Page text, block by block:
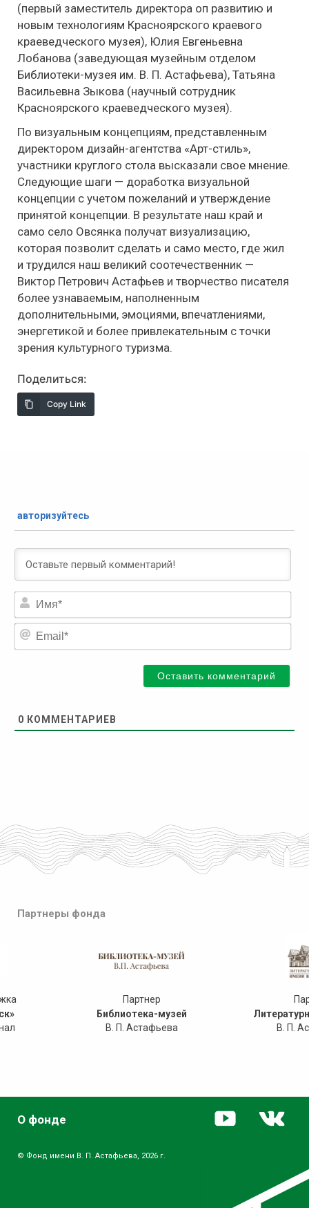
(первый заместитель директора оп развитию и
новым технологиям Красноярского краевого
краеведческого музея), Юлия Евгеньевна
Лобанова (заведующая музейным отделом
Библиотеки-музея им. В. П. Астафьева), Татьяна
Васильевна Зыкова (научный сотрудник
Красноярского краеведческого музея).
По визуальным концепциям, представленным
директором дизайн-агентства «Арт-стиль»,
участники круглого стола высказали свое мнение.
Следующие шаги — доработка визуальной
концепции с учетом пожеланий и утверждение
принятой концепции. В результате наш край и
само село Овсянка получат визуализацию,
которая позволит сделать и само место, где жил
и трудился наш великий соотечественник —
Виктор Петрович Астафьев и творчество писателя
более узнаваемым, наполненным
дополнительными, эмоциями, впечатлениями,
энергетикой и более привлекательным с точки
зрения культурного туризма.
Поделиться:
Copy Link
авторизуйтесь
0 КОММЕНТАРИЕВ
Партнеры фонда
Партнер
Библиотека-музей
В. П. Астафьева
В. П.
О фонде
© Фонд имени В. П. Астафьева, 2026 г.